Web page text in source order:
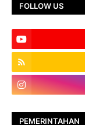
FOLLOW US
PEMERINTAHAN